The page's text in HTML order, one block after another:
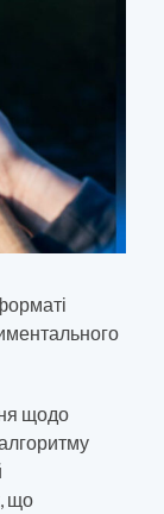
щодо
що